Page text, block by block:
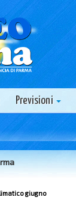
Previsioni
giugno